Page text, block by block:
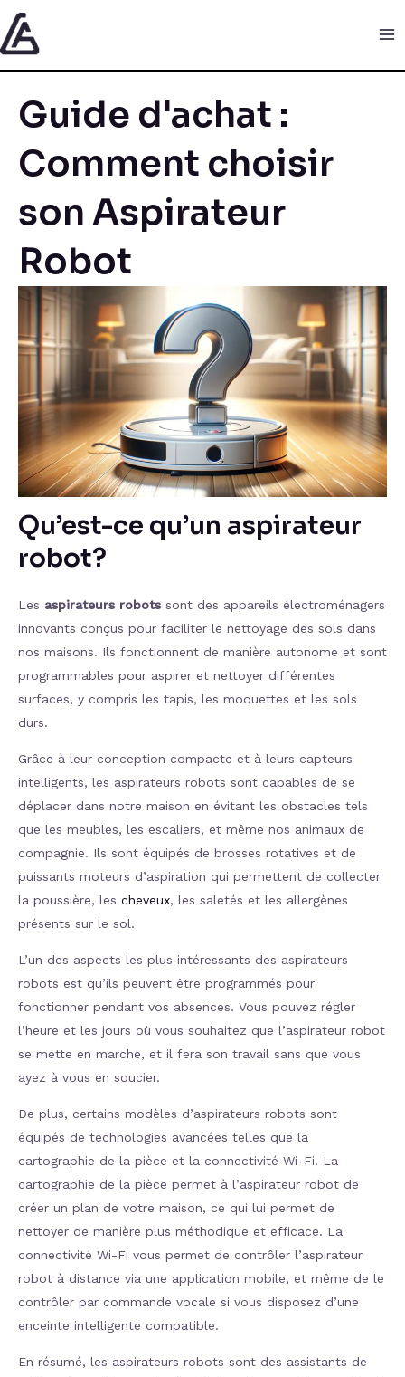
Aller
au
contenu
Guide d'achat :
Comment choisir
son Aspirateur
Robot
Qu’est-ce qu’un aspirateur
robot?
Les aspirateurs robots sont des appareils électroménagers
innovants conçus pour faciliter le nettoyage des sols dans
nos maisons. Ils fonctionnent de manière autonome et sont
programmables pour aspirer et nettoyer différentes
surfaces, y compris les tapis, les moquettes et les sols
durs.
Grâce à leur conception compacte et à leurs capteurs
intelligents, les aspirateurs robots sont capables de se
déplacer dans notre maison en évitant les obstacles tels
que les meubles, les escaliers, et même nos animaux de
compagnie. Ils sont équipés de brosses rotatives et de
puissants moteurs d’aspiration qui permettent de collecter
la poussière, les cheveux, les saletés et les allergènes
présents sur le sol.
L’un des aspects les plus intéressants des aspirateurs
robots est qu’ils peuvent être programmés pour
fonctionner pendant vos absences. Vous pouvez régler
l’heure et les jours où vous souhaitez que l’aspirateur robot
se mette en marche, et il fera son travail sans que vous
ayez à vous en soucier.
De plus, certains modèles d’aspirateurs robots sont
équipés de technologies avancées telles que la
cartographie de la pièce et la connectivité Wi-Fi. La
cartographie de la pièce permet à l’aspirateur robot de
créer un plan de votre maison, ce qui lui permet de
nettoyer de manière plus méthodique et efficace. La
connectivité Wi-Fi vous permet de contrôler l’aspirateur
robot à distance via une application mobile, et même de le
contrôler par commande vocale si vous disposez d’une
enceinte intelligente compatible.
En résumé, les aspirateurs robots sont des assistants de